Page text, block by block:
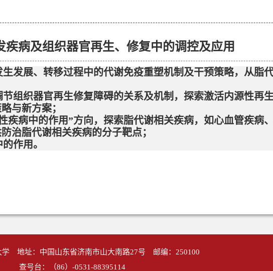
疾病及组织器官再生、修复中的调控及应用
发展、转移过程中的代谢免疫重塑机制及干预策略，从脂
组织器官再生修复障碍的关系及机制，探索激活内源性再
与新方案；
疾病中的作用”方向，探索脂代谢相关疾病，如心血管疾病
治脂代谢相关疾病的分子靶点；
作用。
地址：中国山东省济南市山大南路27号 邮编：250100
查号台：（86）-0531-88395114